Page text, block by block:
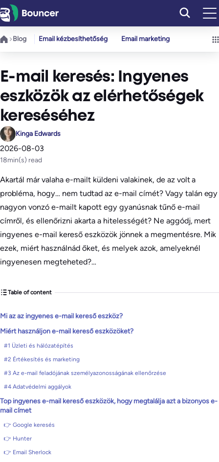
Ugrás
a
tartalomhoz
Blog Email kézbesíthetőség Email marketing
E-mail keresés: Ingyenes
eszközök az elérhetőségek
kereséséhez
Kinga Edwards
2026-08-03
18min(s) read
Akartál már valaha e-mailt küldeni valakinek, de az volt a
probléma, hogy… nem tudtad az e-mail címét? Vagy talán egy
nagyon vonzó e-mailt kapott egy gyanúsnak tűnő e-mail
címről, és ellenőrizni akarta a hitelességét? Ne aggódj, mert
ingyenes e-mail kereső eszközök jönnek a megmentésre. Mik
ezek, miért használnád őket, és melyek azok, amelyeknél
ingyenesen megteheted?…
Table of content
Mi az az ingyenes e-mail kereső eszköz?
Miért használjon e-mail kereső eszközöket?
#1 Üzleti és hálózatépítés
#2 Értékesítés és marketing
#3 Az e-mail feladójának személyazonosságának ellenőrzése
#4 Adatvédelmi aggályok
Top ingyenes e-mail kereső eszközök, hogy megtalálja azt a bizonyos e-
mail címet
👉 Google keresés
👉 Hunter
👉 Email Sherlock